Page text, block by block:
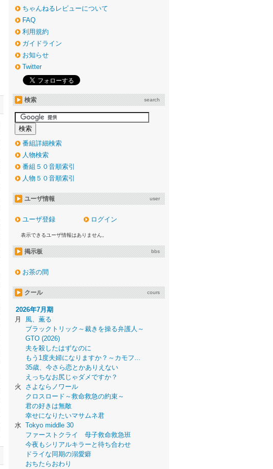
ちゃんねるレビューについて
FAQ
利用規約
ガイドライン
お知らせ
Twitter
検索 search
番組詳細検索
人物検索
番組５０音順索引
人物５０音順索引
ユーザ情報 user
ユーザ登録 ログイン
表示できるユーザ情報はありません。
掲示板 bbs
お茶の間
クール cours
2026年7月期
月
風、薫る
ブラックトリック～裁きを操る弁護人～
GTO (2026)
夫を殺したはずなのに
もう1度夫婦になりますか？～カモフ...
35歳、今さら恋とかありえない
えっちなお尻じゃダメですか？
火
さよならノワール
クロスロード～救命救急の約束～
君の好きは無敵
幸せになりたいマサムネ君
水 Tokyo middle 30
ファーストクライ 母子救命救急班
今夜もシリアルキラーと待ち合わせ
ドライな同期の溺愛癖
おちたらおわり